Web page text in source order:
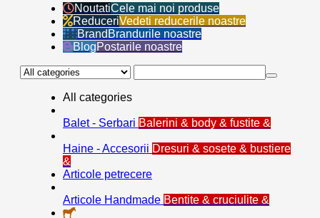
NoutatiCele mai noi produse
ReduceriVedeti reducerile noastre
Brand Brandurile noastre
BlogPostarile noastre
All categories
Balet - Serbari Balerini & body & fustite &
Haine - Accesorii Dresuri & sosete & bustiere
&
Articole petrecere
Articole Handmade Bentite & cruciulite &